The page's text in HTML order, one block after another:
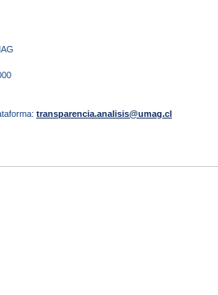
transparencia.analisis@umag.cl